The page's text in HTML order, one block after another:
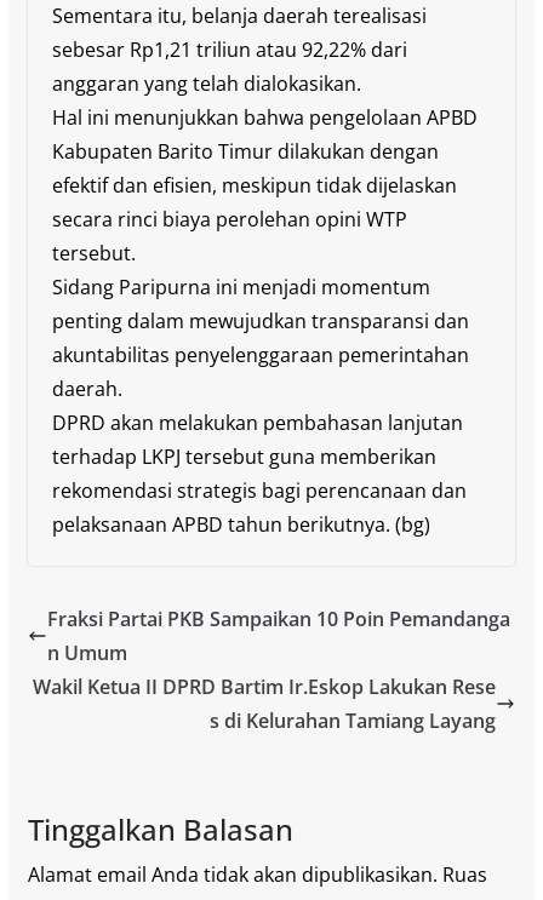
Sementara itu, belanja daerah terealisasi
sebesar Rp1,21 triliun atau 92,22% dari
anggaran yang telah dialokasikan.
Hal ini menunjukkan bahwa pengelolaan APBD
Kabupaten Barito Timur dilakukan dengan
efektif dan efisien, meskipun tidak dijelaskan
secara rinci biaya perolehan opini WTP
tersebut.
Sidang Paripurna ini menjadi momentum
penting dalam mewujudkan transparansi dan
akuntabilitas penyelenggaraan pemerintahan
daerah.
DPRD akan melakukan pembahasan lanjutan
terhadap LKPJ tersebut guna memberikan
rekomendasi strategis bagi perencanaan dan
pelaksanaan APBD tahun berikutnya. (bg)
Fraksi Partai PKB Sampaikan 10 Poin Pemandanga
n Umum
Wakil Ketua II DPRD Bartim Ir.Eskop Lakukan Rese
s di Kelurahan Tamiang Layang
Tinggalkan Balasan
Alamat email Anda tidak akan dipublikasikan. Ruas